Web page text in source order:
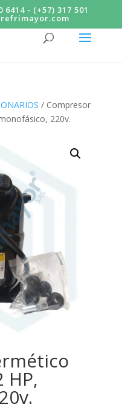
6414 - (+57) 317 501
/ Compresor
220v.
HP,